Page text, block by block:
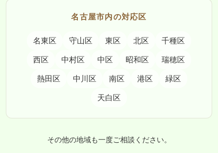
名古屋市内の対応区
名東区 守山区 東区 北区 千種区
西区 中村区 中区 昭和区 瑞穂区
熱田区 中川区 南区 港区 緑区
天白区
その他の地域も一度ご相談ください。